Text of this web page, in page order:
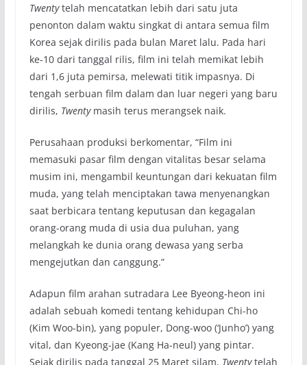
Twentytelah mencatatkan lebih dari satu juta
penonton dalam waktu singkat di antara semua film
Korea sejak dirilis pada bulan Maret lalu. Pada hari
ke-10 dari tanggal rilis, film ini telah memikat lebih
dari 1,6 juta pemirsa, melewati titik impasnya. Di
tengah serbuan film dalam dan luar negeri yang baru
dirilis, Twentymasih terus merangsek naik.
Perusahaan produksi berkomentar, “Film ini
memasuki pasar film dengan vitalitas besar selama
musim ini, mengambil keuntungan dari kekuatan film
muda, yang telah menciptakan tawa menyenangkan
saat berbicara tentang keputusan dan kegagalan
orang-orang muda di usia dua puluhan, yang
melangkah ke dunia orang dewasa yang serba
mengejutkan dan canggung.”
Adapun film arahan sutradara Lee Byeong-heon ini
adalah sebuah komedi tentang kehidupan Chi-ho
(Kim Woo-bin), yang populer, Dong-woo (‘Junho’) yang
vital, dan Kyeong-jae (Kang Ha-neul) yang pintar.
Sejak dirilis pada tanggal 25 Maret silam, Twentytelah